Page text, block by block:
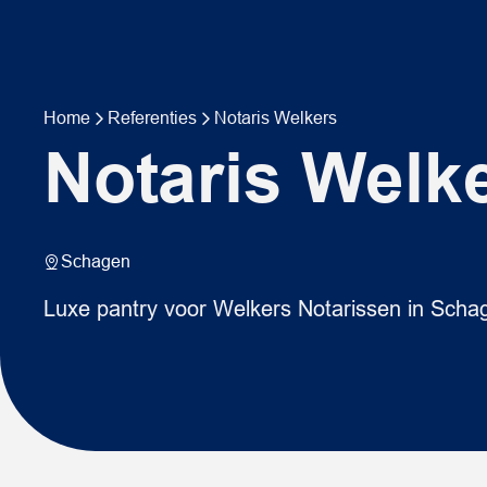
Home Referenties Notaris Welkers
Notaris
Schagen
Luxe pantry voor Welkers Notarissen in